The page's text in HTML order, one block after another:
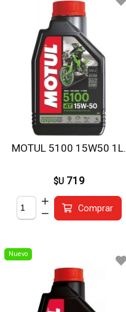
MOTUL 5100 15W50 1L.
$U 719
Comprar
Nuevo